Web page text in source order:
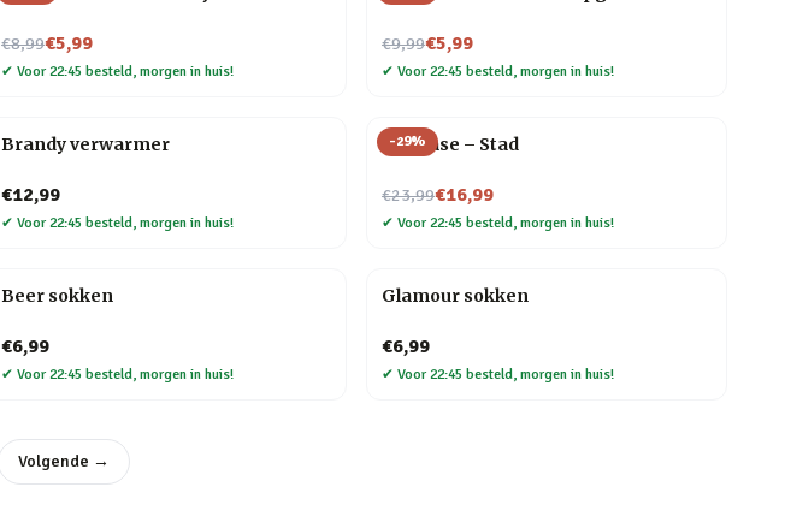
€8,99
Nu voor€5,99
✔ Voor 22:45 besteld, morgen in huis!
€9,99
Nu voor€5,99
✔ Voor 22:45 besteld, morgen in huis!
Brandy verwarmer
€12,99
✔ Voor 22:45 besteld, morgen in huis!
-29%
Flip Vase – Stad
€23,99
Nu voor€16,99
✔ Voor 22:45 besteld, morgen in huis!
Beer sokken
€6,99
✔ Voor 22:45 besteld, morgen in huis!
Glamour sokken
€6,99
✔ Voor 22:45 besteld, morgen in huis!
Volgende →